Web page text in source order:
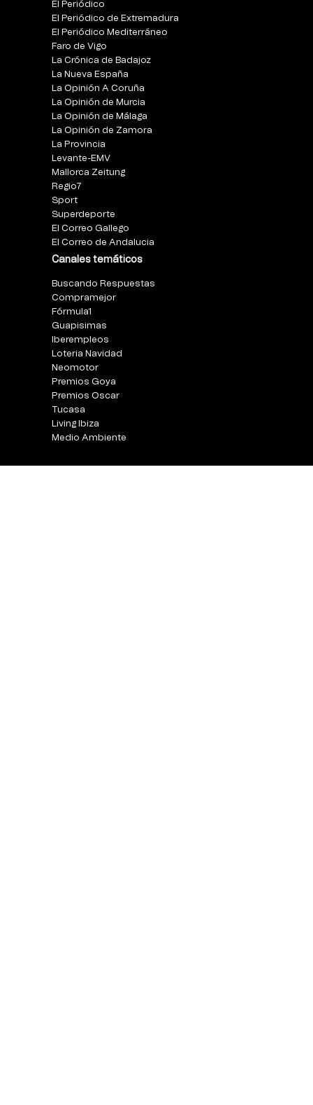
El Periódico
El Periódico de Extremadura
El Periódico Mediterráneo
Faro de Vigo
La Crónica de Badajoz
La Nueva España
La Opinión A Coruña
La Opinión de Murcia
La Opinión de Málaga
La Opinión de Zamora
La Provincia
Levante-EMV
Mallorca Zeitung
Regio7
Sport
Superdeporte
El Correo Gallego
El Correo de Andalucia
Canales temáticos
Buscando Respuestas
Compramejor
Fórmula1
Guapisimas
Iberempleos
Loteria Navidad
Neomotor
Premios Goya
Premios Oscar
Tucasa
Living Ibiza
Medio Ambiente